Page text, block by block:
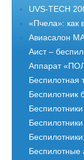
UVS-TECH
«Пчела»: как
Авиасалон
Аист –
Аппарат
Беспилотная
Беспилотник
Беспилотные